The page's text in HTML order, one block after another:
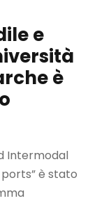
e
è
Intermodal
è stato